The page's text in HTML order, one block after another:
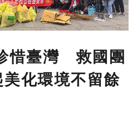
惜臺灣 救國團
化環境不留餘